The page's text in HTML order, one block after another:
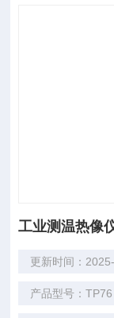
工业测温热像
更新时间：
产品型号：TP76